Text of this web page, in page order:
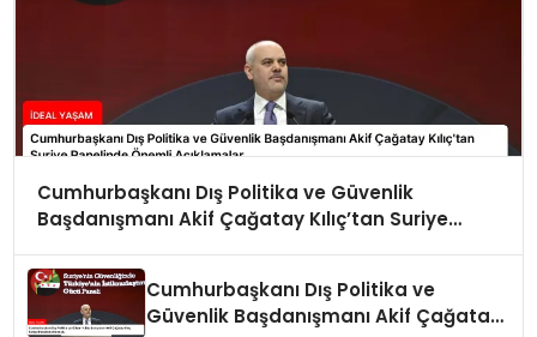
Cumhurbaşkanı Dış Politika ve Güvenlik
Başdanışmanı Akif Çağatay Kılıç’tan Suriye
Cumhurbaşkanı Dış Politika ve
Güvenlik Başdanışmanı Akif Çağatay